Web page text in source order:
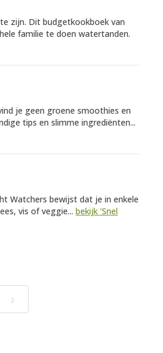
zijn. Dit budgetkookboek van
familie te doen watertanden.
je geen groene smoothies en
tips en slimme ingrediënten...
Watchers bewijst dat je in enkele
vis of veggie... bekijk 'Snel
›